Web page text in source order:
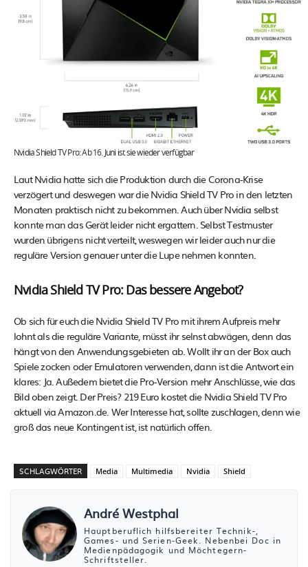
Nvidia Shield TV Pro: Ab 16. Juni ist sie wieder verfügbar
Laut Nvidia hatte sich die Produktion durch die Corona-Krise
verzögert und deswegen war die Nvidia Shield TV Pro in den letzten
Monaten praktisch nicht zu bekommen. Auch über Nvidia selbst
konnte man das Gerät leider nicht ergattern. Selbst Testmuster
wurden übrigens nicht verteilt, weswegen wir leider auch nur die
reguläre Version genauer unter die Lupe nehmen konnten.
Nvidia Shield TV Pro: Das bessere Angebot?
Ob sich für euch die Nvidia Shield TV Pro mit ihrem Aufpreis mehr
lohnt als die reguläre Variante, müsst ihr selnst abwägen, denn das
hängt von den Anwendungsgebieten ab. Wollt ihr an der Box auch
Spiele zocken oder Emulatoren verwenden, dann ist die Antwort ein
klares: Ja. Außedem bietet die Pro-Version mehr Anschlüsse, wie das
Bild oben zeigt. Der Preis? 219 Euro kostet die Nvidia Shield TV Pro
aktuell via Amazon.de. Wer Interesse hat, sollte zuschlagen, denn wie
groß das neue Kontingent ist, ist natürlich offen.
SCHLAGWÖRTER Media Multimedia Nvidia Shield
André Westphal
Hauptberuflich hilfsbereiter Technik-,
Games- und Serien-Geek. Nebenbei Doc in
Medienpädagogik und Möchtegern-
Schriftsteller.